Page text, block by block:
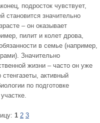
подросток чувствует,
становится значительно
– он оказывает
пилит и колет дрова,
в семье (например,
Значительно
жизни – часто он уже
активный
по подготовке
1 2 3